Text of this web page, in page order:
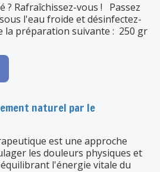
? Rafraîchissez-vous ! Passez
l'eau froide et désinfectez-
la préparation suivante : 250 gr
naturel par le
est une approche
les douleurs physiques et
l'énergie vitale du